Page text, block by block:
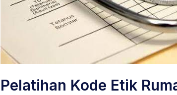
Pelatihan Kode Etik